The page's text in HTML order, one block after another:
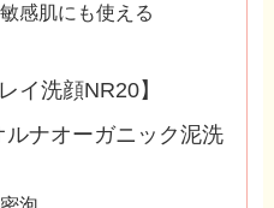
感肌にも使える
イ洗顔NR20】
ルナオーガニック泥洗